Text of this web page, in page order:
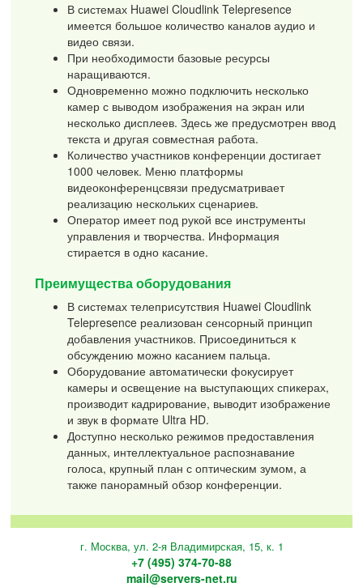
В системах Huawei Cloudlink Telepresence
имеется большое количество каналов аудио и
видео связи.
При необходимости базовые ресурсы
наращиваются.
Одновременно можно подключить несколько
камер с выводом изображения на экран или
несколько дисплеев. Здесь же предусмотрен ввод
текста и другая совместная работа.
Количество участников конференции достигает
1000 человек. Меню платформы
видеоконференцсвязи предусматривает
реализацию нескольких сценариев.
Оператор имеет под рукой все инструменты
управления и творчества. Информация
стирается в одно касание.
Преимущества оборудования
В системах телеприсутствия Huawei Cloudlink
Telepresence реализован сенсорный принцип
добавления участников. Присоединиться к
обсуждению можно касанием пальца.
Оборудование автоматически фокусирует
камеры и освещение на выступающих спикерах,
производит кадрирование, выводит изображение
и звук в формате Ultra HD.
Доступно несколько режимов предоставления
данных, интеллектуальное распознавание
голоса, крупный план с оптическим зумом, а
также панорамный обзор конференции.
г. Москва, ул. 2-я Владимирская, 15, к. 1
+7 (495) 374-70-88
mail@servers-net.ru